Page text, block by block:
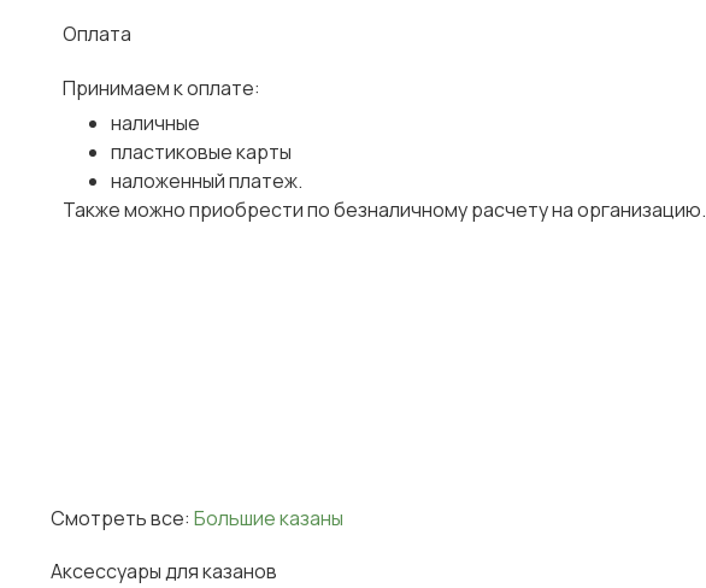
Оплата
Принимаем к оплате:
наличные
пластиковые карты
наложенный платеж.
Также можно приобрести по безналичному расчету на организацию.
Смотреть все: Большие казаны
Аксессуары для казанов